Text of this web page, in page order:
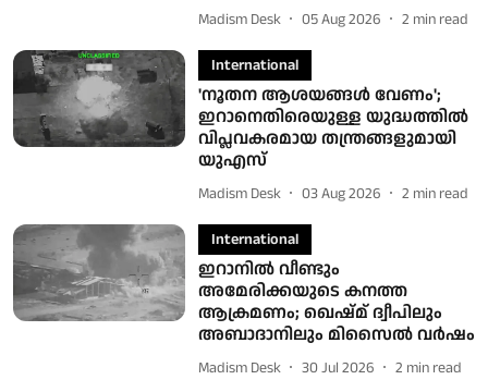
Madism Desk 05 Aug 2026 2 min read
International
'നൂതന ആശയങ്ങൾ വേണം';
ഇറാനെതിരെയുള്ള യുദ്ധത്തിൽ
വിപ്ലവകരമായ തന്ത്രങ്ങളുമായി
യുഎസ്
Madism Desk 03 Aug 2026 2 min read
International
ഇറാനിൽ വീണ്ടും
അമേരിക്കയുടെ കനത്ത
ആക്രമണം; ഖെഷ്മ് ദ്വീപിലും
അബാദാനിലും മിസൈൽ വർഷം
Madism Desk 30 Jul 2026 2 min read